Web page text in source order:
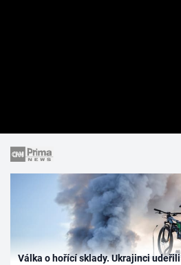
Válka o hořící sklady. Ukrajinci